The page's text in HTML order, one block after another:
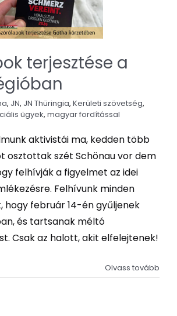
terjesztése a
, JN, JN Thüringia, Kerületi szövetség,
ügyek, magyar fordítással
aktivistái ma, kedden több
osztottak szét Schönau vor dem
felhívják a figyelmet az idei
Felhívunk minden
hogy február 14-én gyűljenek
és tartsanak méltó
Csak az halott, akit elfelejtenek!
Olvass tovább